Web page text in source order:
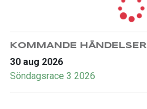
KOMMANDE HÄNDELSER
30 aug 2026
Söndagsrace 3 2026